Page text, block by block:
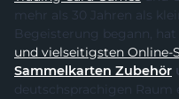
mehr als 30 Jahren als
Begeisterung begann,
und vielseitigsten Online-
Sammelkarten Zubehör
deutschsprachigen